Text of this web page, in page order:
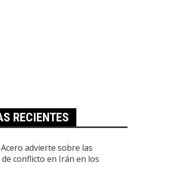
RECIENTES
advierte sobre las
conflicto en Irán en los